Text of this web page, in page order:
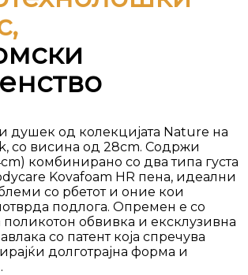
душек од колекцијата Nature на
со висина од 28cm. Содржи
комбинирано со два типа густа
Kovafoam HR пена, идеални
со рбетот и оние кои
подлога. Опремен е со
поликотон обвивка и ексклузивна
со патент која спречува
долготрајна форма и